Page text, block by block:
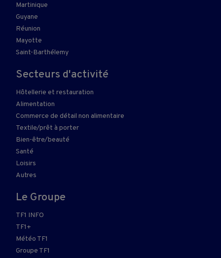
Martinique
Guyane
Réunion
Mayotte
Saint-Barthélemy
Secteurs d'activité
Hôtellerie et restauration
Alimentation
Commerce de détail non alimentaire
Textile/prêt à porter
Bien-être/beauté
Santé
Loisirs
Autres
Le Groupe
TF1 INFO
TF1+
Météo TF1
Groupe TF1